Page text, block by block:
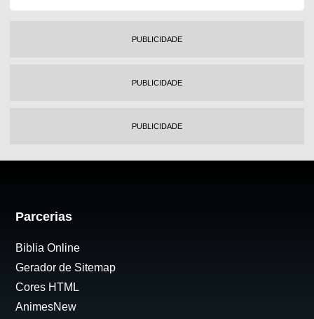
PUBLICIDADE
PUBLICIDADE
PUBLICIDADE
Parcerias
Biblia Online
Gerador de Sitemap
Cores HTML
AnimesNew